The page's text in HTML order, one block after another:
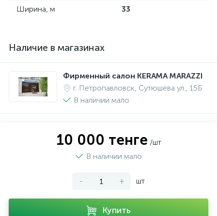
Ширина, м
33
Наличие в магазинах
Фирменный салон KERAMA MARAZZI
г. Петропавловск, Сутюшева ул., 15Б
В наличии мало
10 000 тенге /шт
В наличии мало
- + шт
Купить